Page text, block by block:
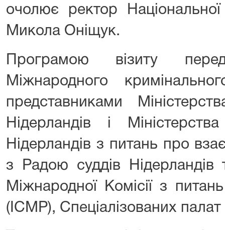
очолює ректор
Микола Оніщук.
Програмою візиту
Мiжнародного
представниками
Нідерландів і
Нідерландів з питань про
з Радою суддiв Нідерландів
Міжнародної Комісії з
(ICMP), Спеціалізованих